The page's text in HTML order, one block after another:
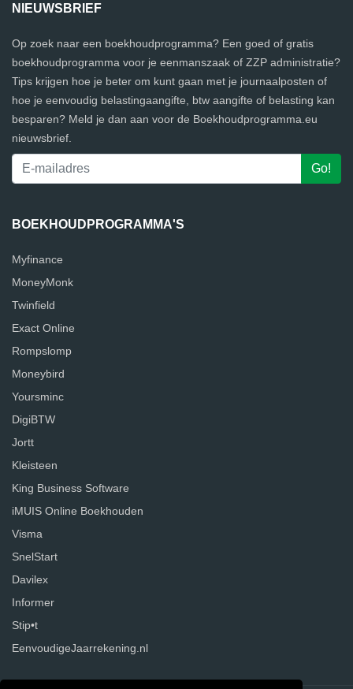
NIEUWSBRIEF
Op zoek naar een boekhoudprogramma? Een goed of gratis
boekhoudprogramma voor je eenmanszaak of ZZP administratie?
Tips krijgen hoe je beter om kunt gaan met je journaalposten of
hoe je eenvoudig belastingaangifte, btw aangifte of belasting kan
besparen? Meld je dan aan voor de Boekhoudprogramma.eu
nieuwsbrief.
BOEKHOUDPROGRAMMA'S
Myfinance
MoneyMonk
Twinfield
Exact Online
Rompslomp
Moneybird
Yoursminc
DigiBTW
Jortt
Kleisteen
King Business Software
iMUIS Online Boekhouden
Visma
SnelStart
Davilex
Informer
Stip•t
EenvoudigeJaarrekening.nl